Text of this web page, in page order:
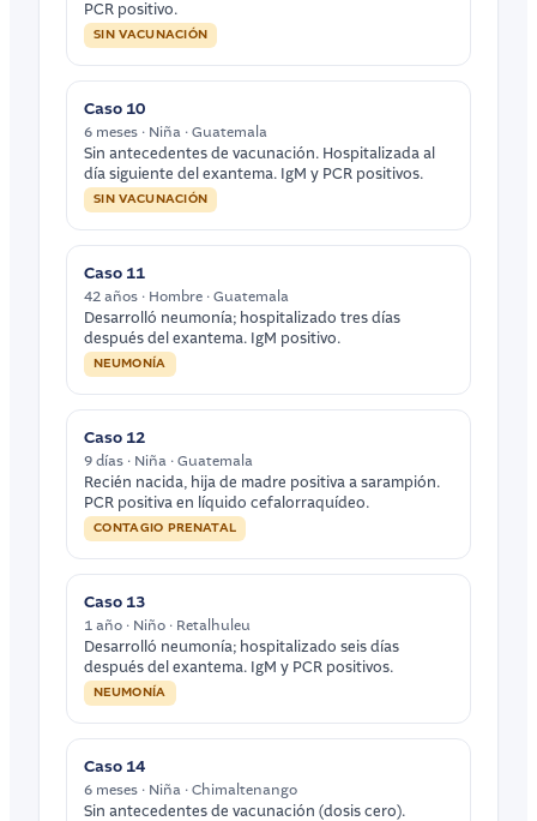
PCR positivo.
SIN VACUNACIÓN
Caso 10
6 meses · Niña · Guatemala
Sin antecedentes de vacunación. Hospitalizada al
día siguiente del exantema. IgM y PCR positivos.
SIN VACUNACIÓN
Caso 11
42 años · Hombre · Guatemala
Desarrolló neumonía; hospitalizado tres días
después del exantema. IgM positivo.
NEUMONÍA
Caso 12
9 días · Niña · Guatemala
Recién nacida, hija de madre positiva a sarampión.
PCR positiva en líquido cefalorraquídeo.
CONTAGIO PRENATAL
Caso 13
1 año · Niño · Retalhuleu
Desarrolló neumonía; hospitalizado seis días
después del exantema. IgM y PCR positivos.
NEUMONÍA
Caso 14
6 meses · Niña · Chimaltenango
Sin antecedentes de vacunación (dosis cero).